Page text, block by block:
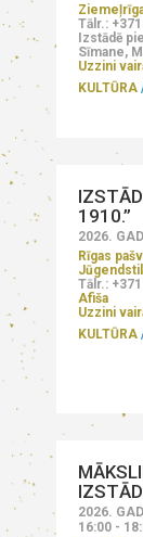
Tālr.:
Izstādē
Sīmane,
Uzzini
KULTŪRA
1910.”
2026.
Rīgas
Tālr.:
Afiša
Uzzini
KULTŪRA
2026.
16:00 -